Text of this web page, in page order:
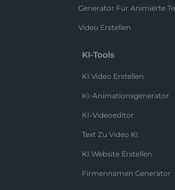
Generator Für Animierte
Video Erstellen
KI-Tools
KI Video Erstellen
KI-Animationsgenerator
KI-Videoeditor
Text Zu Video KI
KI Website Erstellen
Firmennamen Generator